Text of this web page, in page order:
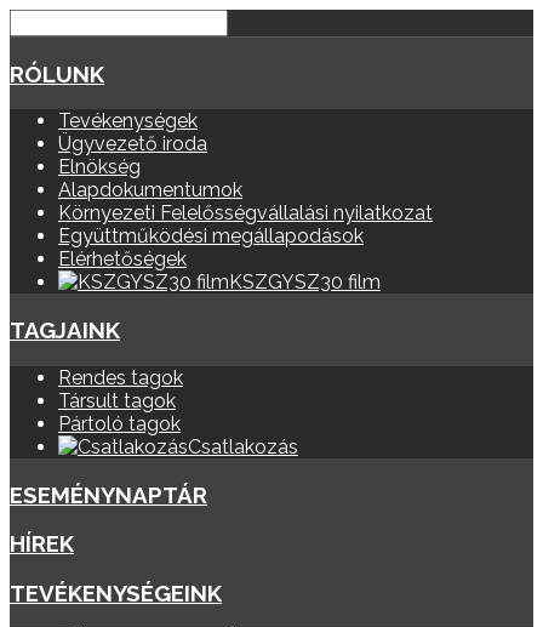
RÓLUNK
Tevékenységek
Ügyvezető iroda
Elnökség
Alapdokumentumok
Környezeti Felelősségvállalási nyilatkozat
Együttműködési megállapodások
Elérhetőségek
KSZGYSZ30 film
TAGJAINK
Rendes tagok
Társult tagok
Pártoló tagok
Csatlakozás
ESEMÉNYNAPTÁR
HÍREK
TEVÉKENYSÉGEINK